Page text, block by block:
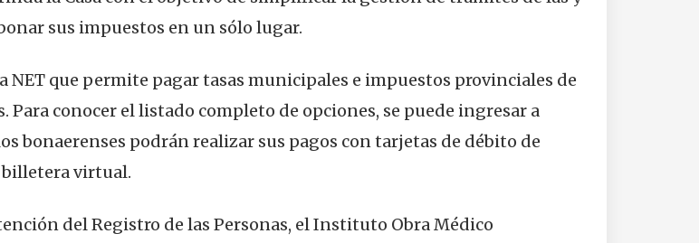
sus impuestos en un sólo lugar.
NET que permite pagar tasas municipales e impuestos provinciales de
Para conocer el listado completo de opciones, se puede ingresar a
bonaerenses podrán realizar sus pagos con tarjetas de débito de
billetera virtual.
del Registro de las Personas, el Instituto Obra Médico